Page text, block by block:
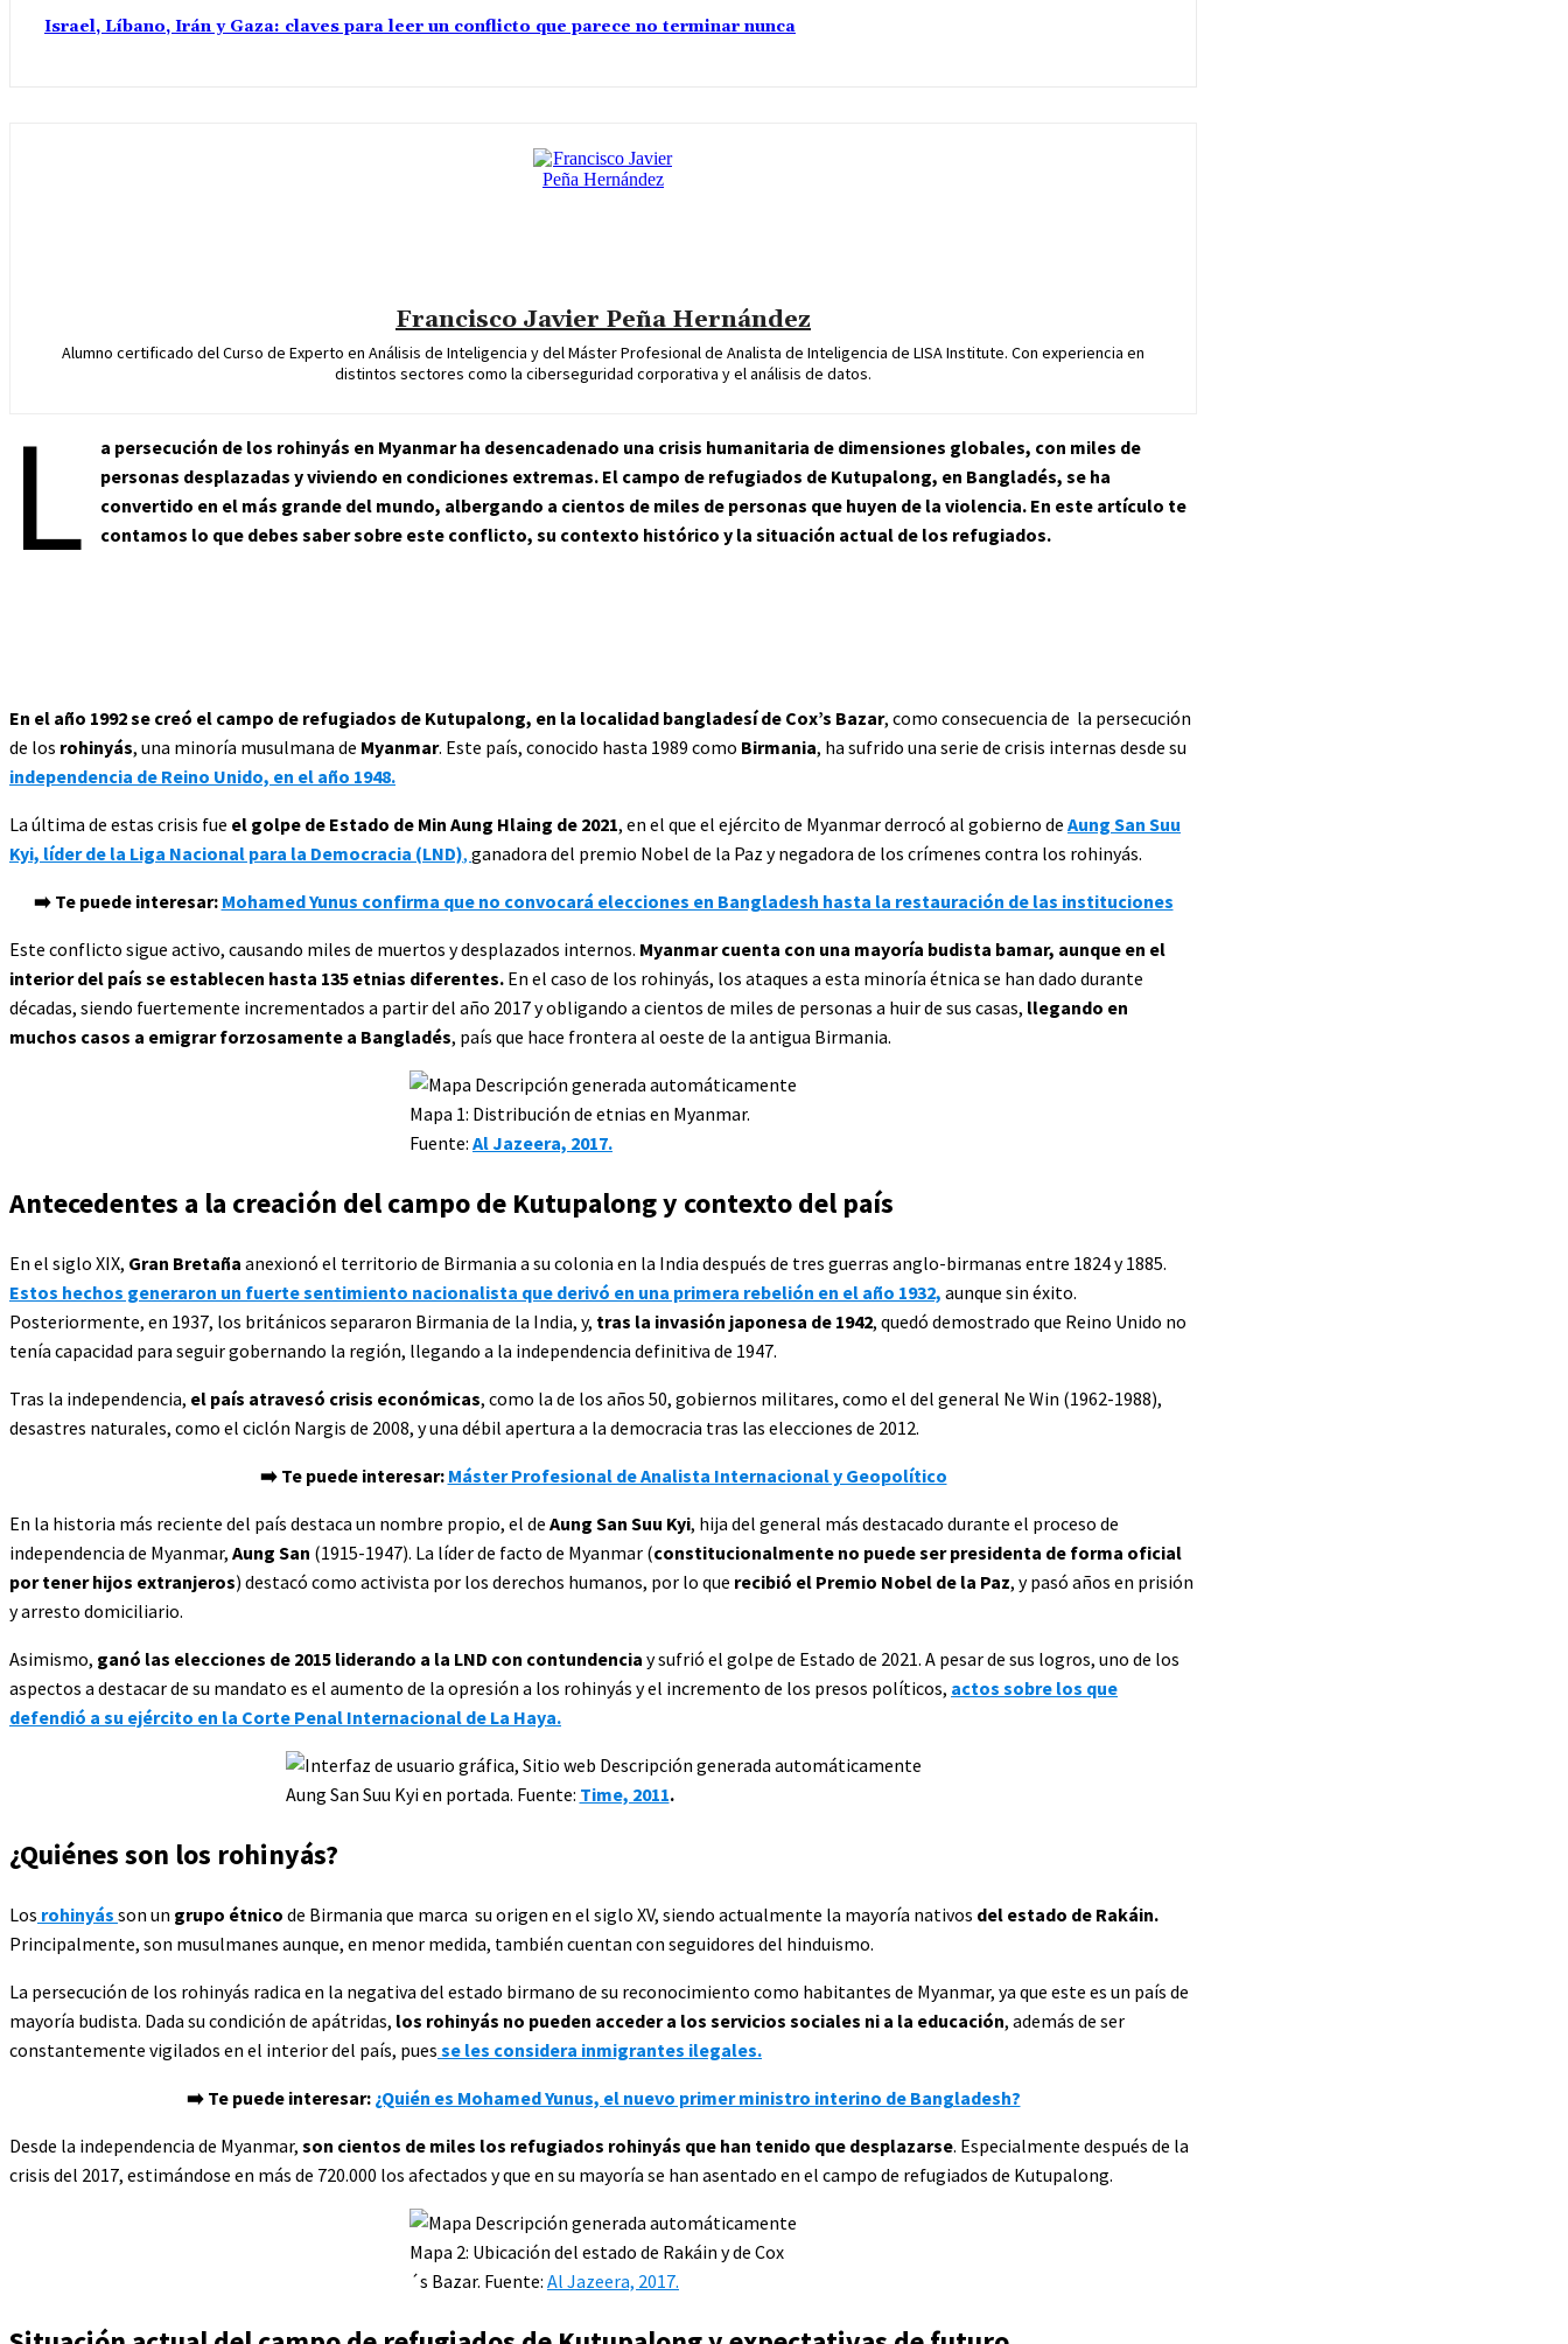
Israel, Líbano, Irán y Gaza: claves para leer un conflicto que parece no terminar nunca
Francisco Javier Peña Hernández
Alumno certificado del Curso de Experto en Análisis de Inteligencia y del Máster Profesional de Analista de Inteligencia de LISA Institute. Con experiencia en
distintos sectores como la ciberseguridad corporativa y el análisis de datos.
L
a persecución de los rohinyás en Myanmar ha desencadenado una crisis humanitaria de dimensiones globales, con miles de
personas desplazadas y viviendo en condiciones extremas. El campo de refugiados de Kutupalong, en Bangladés, se ha
convertido en el más grande del mundo, albergando a cientos de miles de personas que huyen de la violencia. En este artículo te
contamos lo que debes saber sobre este conflicto, su contexto histórico y la situación actual de los refugiados.
En el año 1992 se creó el campo de refugiados de Kutupalong, en la localidad bangladesí de Cox’s Bazar, como consecuencia de la persecución
de los rohinyás, una minoría musulmana de Myanmar. Este país, conocido hasta 1989 como Birmania, ha sufrido una serie de crisis internas desde su
independencia de Reino Unido, en el año 1948.
La última de estas crisis fue el golpe de Estado de Min Aung Hlaing de 2021, en el que el ejército de Myanmar derrocó al gobierno de Aung San Suu
Kyi, líder de la Liga Nacional para la Democracia (LND), ganadora del premio Nobel de la Paz y negadora de los crímenes contra los rohinyás.
➡️ Te puede interesar: Mohamed Yunus confirma que no convocará elecciones en Bangladesh hasta la restauración de las instituciones
Este conflicto sigue activo, causando miles de muertos y desplazados internos. Myanmar cuenta con una mayoría budista bamar, aunque en el
interior del país se establecen hasta 135 etnias diferentes. En el caso de los rohinyás, los ataques a esta minoría étnica se han dado durante
décadas, siendo fuertemente incrementados a partir del año 2017 y obligando a cientos de miles de personas a huir de sus casas, llegando en
muchos casos a emigrar forzosamente a Bangladés, país que hace frontera al oeste de la antigua Birmania.
Mapa 1: Distribución de etnias en Myanmar.
Fuente: Al Jazeera, 2017.
Antecedentes a la creación del campo de Kutupalong y contexto del país
En el siglo XIX, Gran Bretaña anexionó el territorio de Birmania a su colonia en la India después de tres guerras anglo-birmanas entre 1824 y 1885.
Estos hechos generaron un fuerte sentimiento nacionalista que derivó en una primera rebelión en el año 1932, aunque sin éxito.
Posteriormente, en 1937, los británicos separaron Birmania de la India, y, tras la invasión japonesa de 1942, quedó demostrado que Reino Unido no
tenía capacidad para seguir gobernando la región, llegando a la independencia definitiva de 1947.
Tras la independencia, el país atravesó crisis económicas, como la de los años 50, gobiernos militares, como el del general Ne Win (1962-1988),
desastres naturales, como el ciclón Nargis de 2008, y una débil apertura a la democracia tras las elecciones de 2012.
➡️ Te puede interesar: Máster Profesional de Analista Internacional y Geopolítico
En la historia más reciente del país destaca un nombre propio, el de Aung San Suu Kyi, hija del general más destacado durante el proceso de
independencia de Myanmar, Aung San (1915-1947). La líder de facto de Myanmar (constitucionalmente no puede ser presidenta de forma oficial
por tener hijos extranjeros) destacó como activista por los derechos humanos, por lo que recibió el Premio Nobel de la Paz, y pasó años en prisión
y arresto domiciliario.
Asimismo, ganó las elecciones de 2015 liderando a la LND con contundencia y sufrió el golpe de Estado de 2021. A pesar de sus logros, uno de los
aspectos a destacar de su mandato es el aumento de la opresión a los rohinyás y el incremento de los presos políticos, actos sobre los que
defendió a su ejército en la Corte Penal Internacional de La Haya.
Aung San Suu Kyi en portada. Fuente: Time, 2011.
¿Quiénes son los rohinyás?
Los rohinyás son un grupo étnico de Birmania que marca su origen en el siglo XV, siendo actualmente la mayoría nativos del estado de Rakáin.
Principalmente, son musulmanes aunque, en menor medida, también cuentan con seguidores del hinduismo.
La persecución de los rohinyás radica en la negativa del estado birmano de su reconocimiento como habitantes de Myanmar, ya que este es un país de
mayoría budista. Dada su condición de apátridas, los rohinyás no pueden acceder a los servicios sociales ni a la educación, además de ser
constantemente vigilados en el interior del país, pues se les considera inmigrantes ilegales.
➡️ Te puede interesar: ¿Quién es Mohamed Yunus, el nuevo primer ministro interino de Bangladesh?
Desde la independencia de Myanmar, son cientos de miles los refugiados rohinyás que han tenido que desplazarse. Especialmente después de la
crisis del 2017, estimándose en más de 720.000 los afectados y que en su mayoría se han asentado en el campo de refugiados de Kutupalong.
Mapa 2: Ubicación del estado de Rakáin y de Cox
´s Bazar. Fuente: Al Jazeera, 2017.